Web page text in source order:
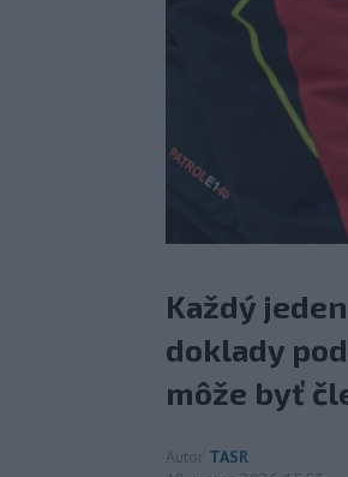
Každý
doklady
môže byť
Autor TASR